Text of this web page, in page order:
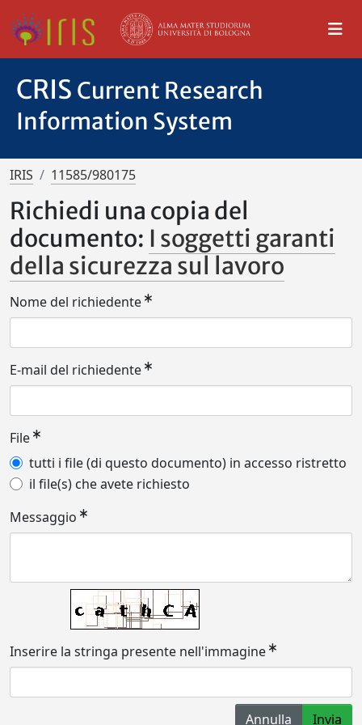
CRIS Current Research
Information System
IRIS 11585/980175
Richiedi una copia del
documento: I soggetti garanti
della sicurezza sul lavoro
Nome del richiedente
E-mail del richiedente
File
tutti i file (di questo documento) in accesso ristretto
il file(s) che avete richiesto
Messaggio
Inserire la stringa presente nell'immagine
Annulla Invia